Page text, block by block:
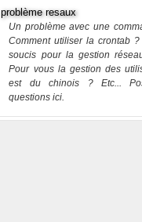
problème resaux
Un problème avec une
Comment utiliser la crontab
soucis pour la gestion
Pour vous la gestion des
est du chinois ? Etc...
questions ici.